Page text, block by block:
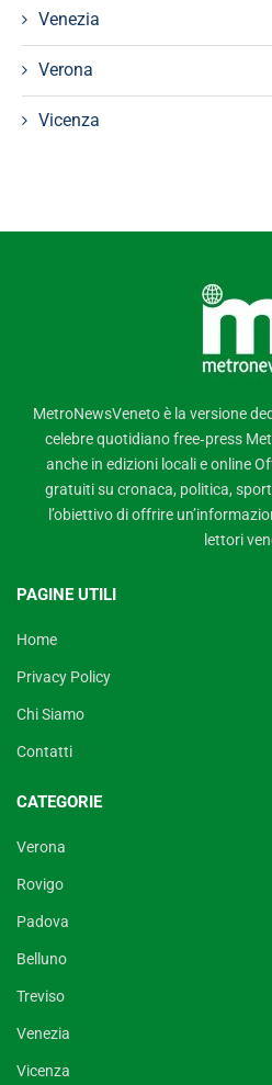
Venezia
Verona
Vicenza
MetroNewsVeneto è la versione
celebre quotidiano free‑press
anche in edizioni locali e online
gratuiti su cronaca, politica,
l’obiettivo di offrire
lettori
PAGINE UTILI
Home
Privacy Policy
Chi Siamo
Contatti
CATEGORIE
Verona
Rovigo
Padova
Belluno
Treviso
Venezia
Vicenza